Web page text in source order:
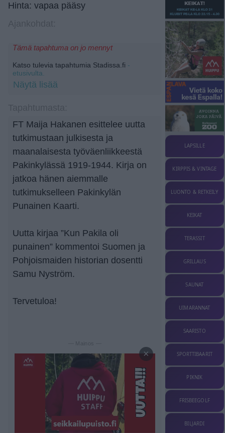
Hinta: vapaa pääsy
Tämä tapahtuma on jo mennyt
Katso tulevia tapahtumia Stadissa.fi -
etusivulta.
Näytä lisää
FT Maija Hakanen esittelee uutta
tutkimustaan julkisesta ja
maanalaisesta työväenliikkeestä
Pakinkylässä 1919-1944. Kirja on
jatkoa hänen aiemmalle
tutkimukselleen Pakinkylän
Punainen Kaarti.
Uutta kirjaa ”Kun Pakila oli
punainen” kommentoi Suomen ja
Pohjoismaiden historian dosentti
Samu Nyström.
Tervetuloa!
— Mainos —
×
LAPSILLE
KIRPPIS & VINTAGE
LUONTO & RETKEILY
KEIKAT
TERASSIT
GRILLAUS
SAUNAT
UIMARANNAT
SAARISTO
SPORTTIBAARIT
PIKNIK
FRISBEEGOLF
BILJARDI